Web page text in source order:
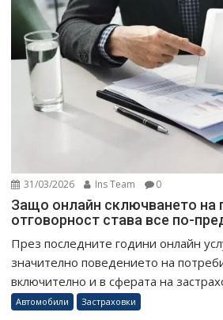
31/03/2026 Ins Team 0
Защо онлайн сключването на
отговорност става все по-
През последните години онлайн
значително поведението на
включително и в сферата на
Автомобили Застраховки